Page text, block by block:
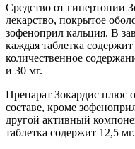
Средство от гипертонии
лекарство, покрытое
зофеноприл кальция. В
каждая таблетка
количественное
и 30 мг.
Препарат Зокардис плюс
составе, кроме
другой активный
таблетка содержит 12,5 мг.